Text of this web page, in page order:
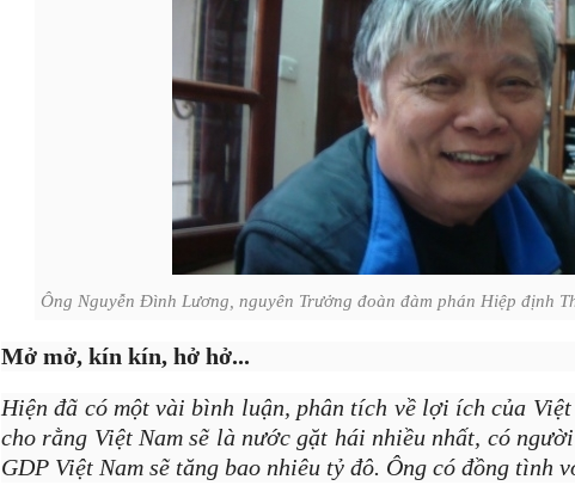
Ông Nguyễn Đình Lương, nguyên Trưởng đoàn đàm phán Hiệp định
Mở mở, kín kín, hở hở...
Hiện đã có một vài bình luận, phân tích về lợi ích của
cho rằng Việt Nam sẽ là nước gặt hái nhiều nhất, có
GDP Việt Nam sẽ tăng bao nhiêu tỷ đô. Ông có đồng tình
Jason viết: "Làm ra một triệu đô không khó, nhưng sẽ rất vất vả nếu ngay từ
chăm nhắm đến nó. Hãy bắt đầu từ những thứ, những cột mốc nhỏ nhất.
bình thường chỉ để có 10 USD, 100 USD, sau đó thử sức với những dự án
đến khi có được sự tin tưởng và kinh nghiệm cũng như sự dạn dĩ, mình mới
project 100.000 USD, 500.000 USD và 1-2 triệu USD... Một triệu đô 10